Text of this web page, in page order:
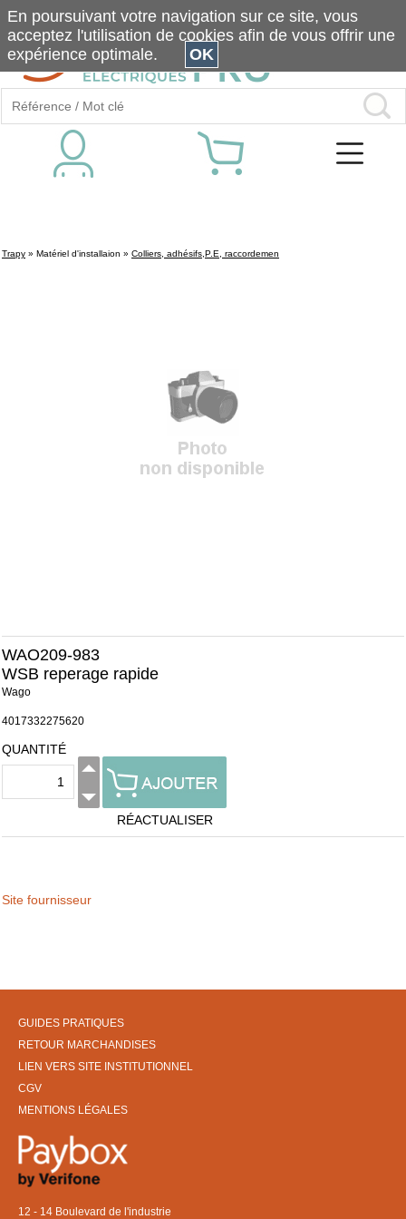
Trapy » Matériel d'installaion » Colliers, adhésifs,P.E, raccordemen
WAO209-983
WSB reperage rapide
Wago
4017332275620
QUANTITÉ
RÉACTUALISER
Site fournisseur
GUIDES PRATIQUES
RETOUR MARCHANDISES
LIEN VERS SITE INSTITUTIONNEL
CGV
MENTIONS LÉGALES
12 - 14 Boulevard de l'industrie
En poursuivant votre navigation sur ce site, vous
acceptez l'utilisation de cookies afin de vous offrir une
expérience optimale.
OK